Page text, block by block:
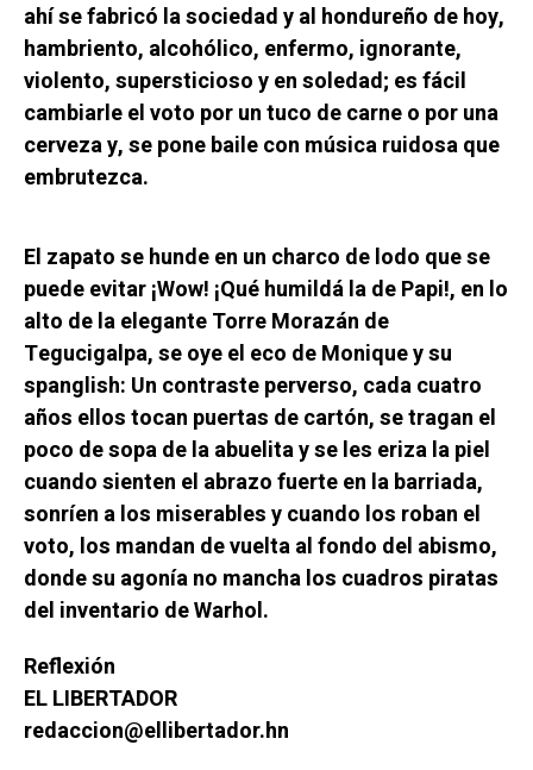
ahí se fabricó la sociedad y al hondureño de hoy,
hambriento, alcohólico, enfermo, ignorante,
violento, supersticioso y en soledad; es fácil
cambiarle el voto por un tuco de carne o por una
cerveza y, se pone baile con música ruidosa que
embrutezca.
El zapato se hunde en un charco de lodo que se
puede evitar ¡Wow! ¡Qué humildá la de Papi!, en lo
alto de la elegante Torre Morazán de
Tegucigalpa, se oye el eco de Monique y su
spanglish: Un contraste perverso, cada cuatro
años ellos tocan puertas de cartón, se tragan el
poco de sopa de la abuelita y se les eriza la piel
cuando sienten el abrazo fuerte en la barriada,
sonríen a los miserables y cuando los roban el
voto, los mandan de vuelta al fondo del abismo,
donde su agonía no mancha los cuadros piratas
del inventario de Warhol.
Reflexión
EL LIBERTADOR
redaccion@ellibertador.hn